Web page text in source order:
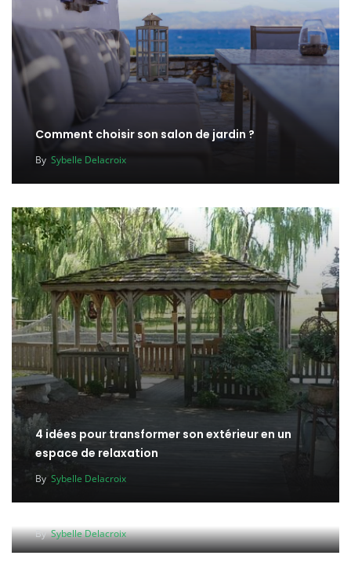
Comment choisir son salon de jardin ?
By Sybelle Delacroix
4 idées pour transformer son extérieur en un
espace de relaxation
By Sybelle Delacroix
BySybelle Delacroix